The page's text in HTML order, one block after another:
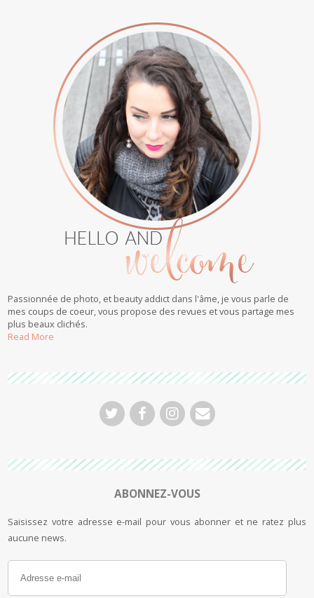
Passionnée de photo, et beauty addict dans l'âme, je vous parle de
mes coups de coeur, vous propose des revues et vous partage mes
plus beaux clichés.
Read More
ABONNEZ-VOUS
Saisissez votre adresse e-mail pour vous abonner et ne ratez plus
aucune news.